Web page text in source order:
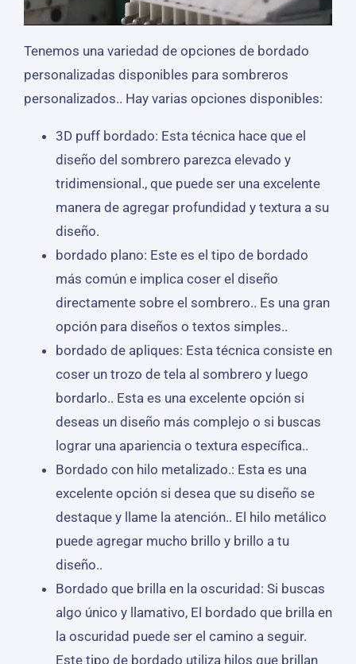
Tenemos una variedad de opciones de bordado
personalizadas disponibles para sombreros
personalizados.. Hay varias opciones disponibles:
3D puff bordado: Esta técnica hace que el
diseño del sombrero parezca elevado y
tridimensional., que puede ser una excelente
manera de agregar profundidad y textura a su
diseño.
bordado plano: Este es el tipo de bordado
más común e implica coser el diseño
directamente sobre el sombrero.. Es una gran
opción para diseños o textos simples..
bordado de apliques: Esta técnica consiste en
coser un trozo de tela al sombrero y luego
bordarlo.. Esta es una excelente opción si
deseas un diseño más complejo o si buscas
lograr una apariencia o textura específica..
Bordado con hilo metalizado.: Esta es una
excelente opción si desea que su diseño se
destaque y llame la atención.. El hilo metálico
puede agregar mucho brillo y brillo a tu
diseño..
Bordado que brilla en la oscuridad: Si buscas
algo único y llamativo, El bordado que brilla en
la oscuridad puede ser el camino a seguir.
Este tipo de bordado utiliza hilos que brillan